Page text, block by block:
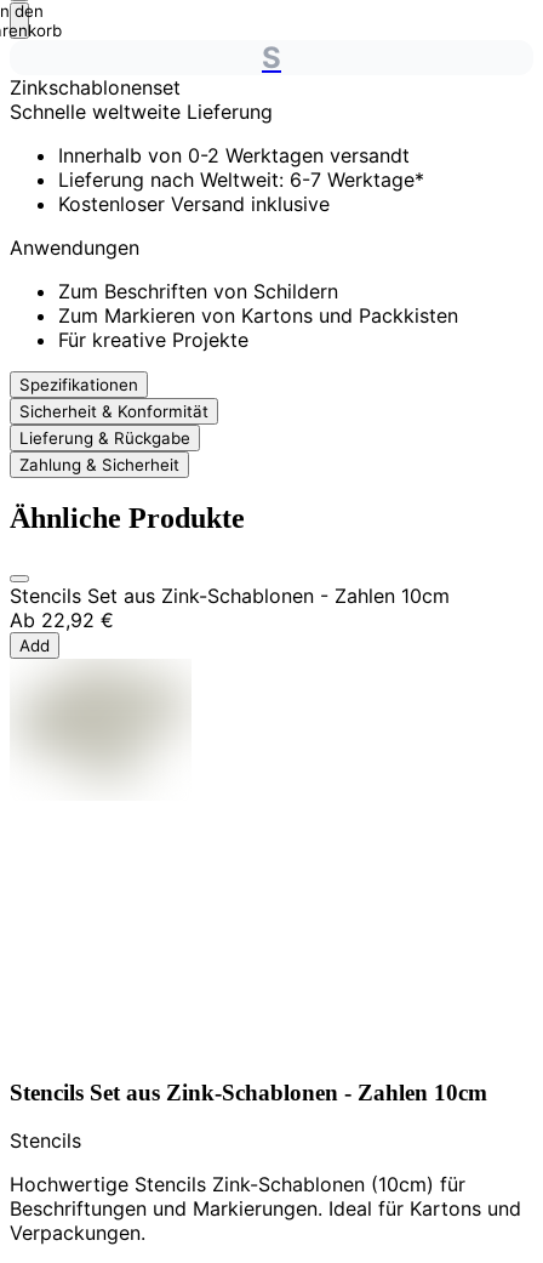
den
S
Zinkschablonenset
Schnelle weltweite Lieferung
Innerhalb von 0-2 Werktagen versandt
Lieferung nach Weltweit: 6-7 Werktage*
Kostenloser Versand inklusive
Anwendungen
Zum Beschriften von Schildern
Zum Markieren von Kartons und Packkisten
Für kreative Projekte
Spezifikationen
Sicherheit & Konformität
Lieferung & Rückgabe
Zahlung & Sicherheit
Ähnliche Produkte
Stencils Set aus Zink-Schablonen - Zahlen 10cm
Ab 22,92 €
Add
Stencils Set aus Zink-Schablonen - Zahlen 10cm
Stencils
Hochwertige Stencils Zink-Schablonen (10cm) für
Beschriftungen und Markierungen. Ideal für Kartons und
Verpackungen.